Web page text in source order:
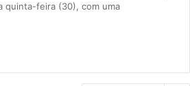
quinta-feira (30), com uma